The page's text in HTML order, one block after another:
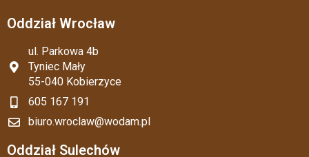
Oddział Wrocław
ul. Parkowa 4b
Tyniec Mały
55-040 Kobierzyce
605 167 191
biuro.wroclaw@wodam.pl
Oddział Sulechów